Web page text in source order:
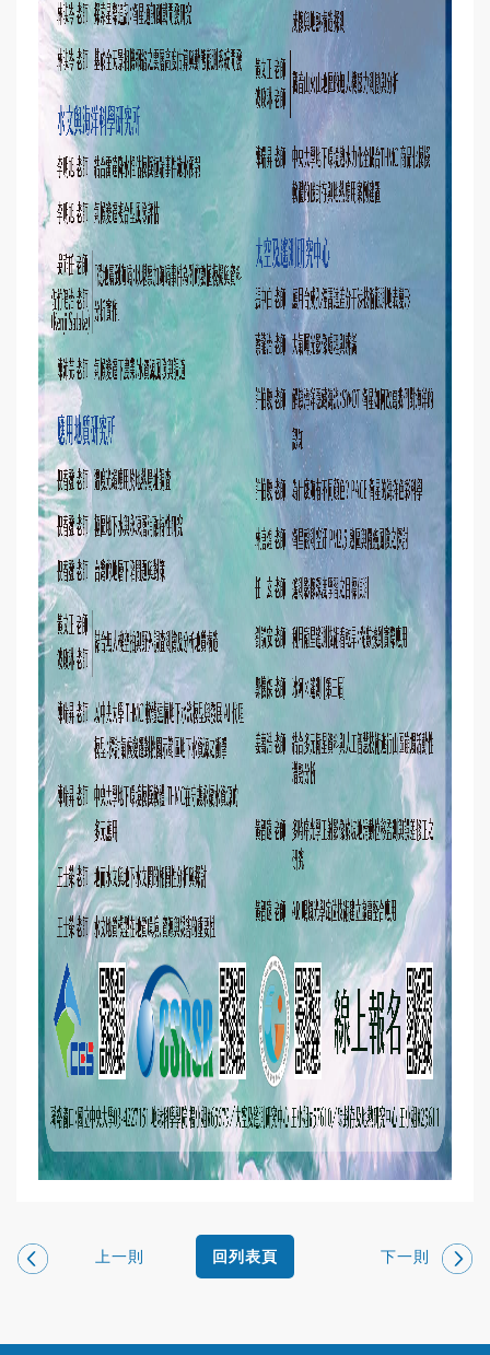
上一則 下一則
回列表頁